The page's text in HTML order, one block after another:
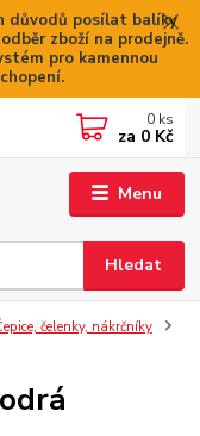
důvodů posílat balíky
zboží na prodejně.
pro kamennou
Menu
Hledat
0 ks
za 0 Kč
čelenky, nákrčníky